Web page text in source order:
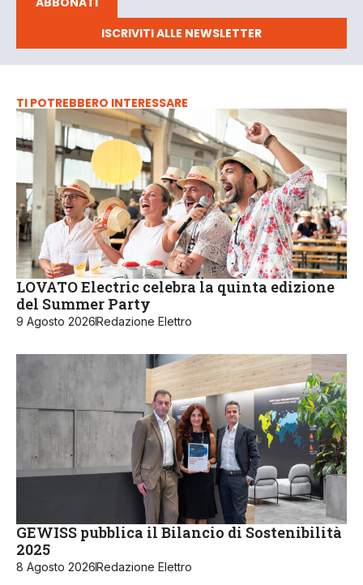
ISCRIVITI ALLE NEWSLETTER
TI POTREBBERO INTERESSARE
LOVATO Electric celebra la quinta edizione
del Summer Party
9 Agosto 2026Redazione Elettro
GEWISS pubblica il Bilancio di Sostenibilità
2025
8 Agosto 2026Redazione Elettro